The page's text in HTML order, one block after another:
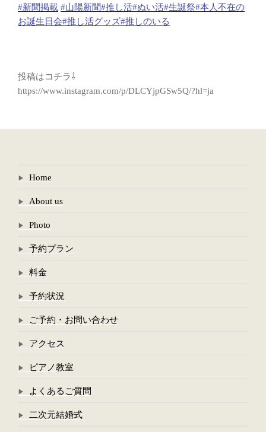
#新聞掲載 #山陽新聞#推し活#ぬい活#生誕祭#本人不在の
お誕生日会#推し活グッズ#推しのいる
投稿はコチラ⇩
https://www.instagram.com/p/DLCYjpGSw5Q/?hl=ja
Home
About us
Photo
予約プラン
料金
予約状況
ご予約・お問い合わせ
アクセス
ピアノ教室
よくあるご質問
二次元結婚式